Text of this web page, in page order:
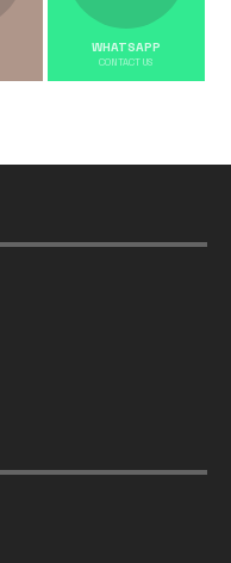
WHATSAPP
CONTACT US